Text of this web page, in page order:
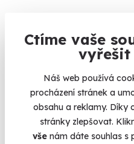
Ctíme vaše
vyřešit
Náš web používá
procházení stránek a
obsahu a reklamy. Díky
stránky zlepšovat.
vše nám dáte souhlas s
Opravdový klid. Uprostřed
9 900 Kč